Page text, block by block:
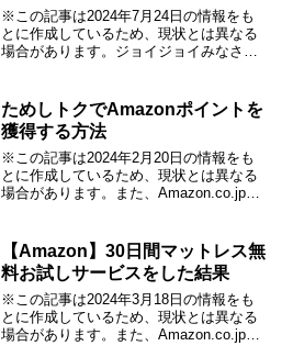
※この記事は2024年7月24日の情報をも
とに作成しているため、現状とは異なる
場合があります。ジョイジョイみなさ
か？うちは私も旦那もコーヒー狂で、自
宅のコーヒーメー...
ためしトクでAmazonポイントを
獲得する方法
※この記事は2024年2月20日の情報をも
とに作成しているため、現状とは異なる
場合があります。また、Amazon.co.jpの
ご存知ですか？ためしトクとは、はじ
め...
【Amazon】30日間マットレス無
料お試しサービスをした結果
※この記事は2024年3月18日の情報をも
とに作成しているため、現状とは異なる
場合があります。また、Amazon.co.jpの